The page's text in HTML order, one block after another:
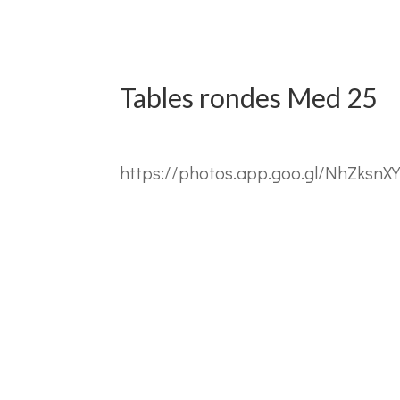
Tables rondes Med 25
https://photos.app.goo.gl/